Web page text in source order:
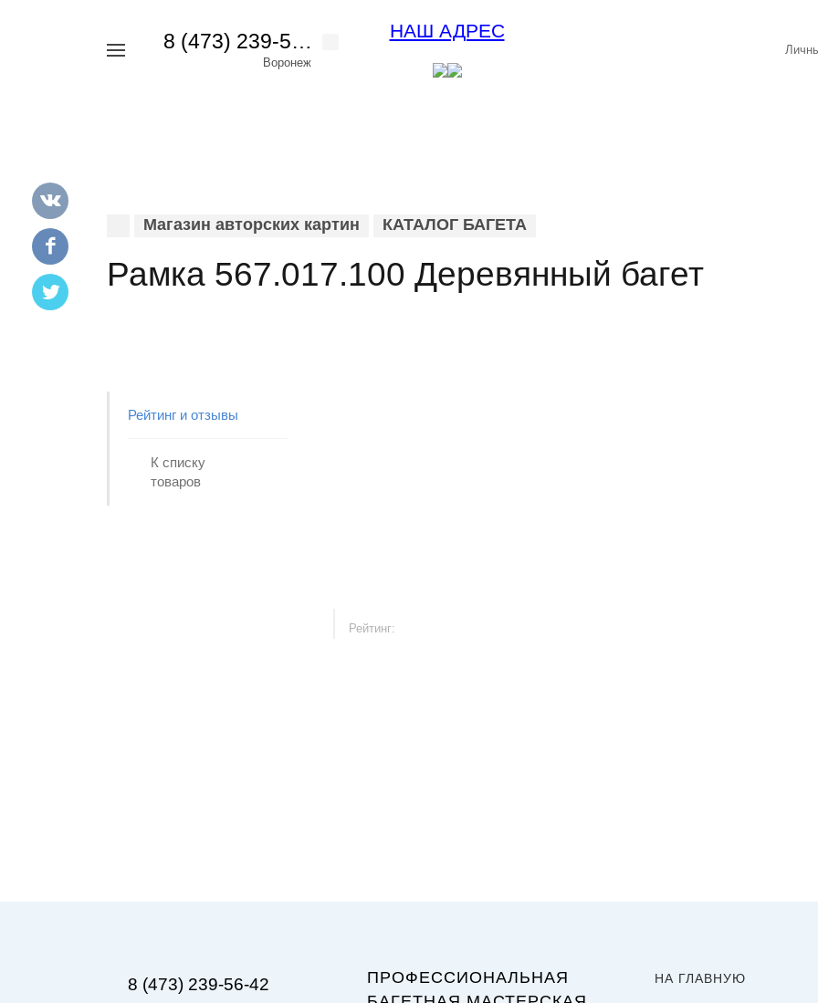
8 (473) 239-56-42
Воронеж
НАШ АДРЕС
Магазин авторских картин КАТАЛОГ БАГЕТА
Рамка 567.017.100 Деревянный багет
Рейтинг и отзывы
К списку
товаров
Рейтинг:
8 (473) 239-56-42
ПРОФЕССИОНАЛЬНАЯ
НА ГЛАВНУЮ